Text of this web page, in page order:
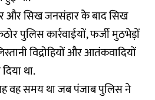
और सिख जनसंहार के बाद सिख
पुलिस कार्रवाईयों, फर्जी मुठभेड़ों
विद्रोहियों और आतंकवादियों
था.
वह समय था जब पंजाब पुलिस ने